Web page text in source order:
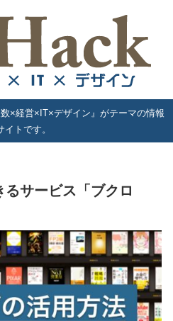
×経営×IT×デザイン』がテーマの情報
イトです。
サービス「ブクロ